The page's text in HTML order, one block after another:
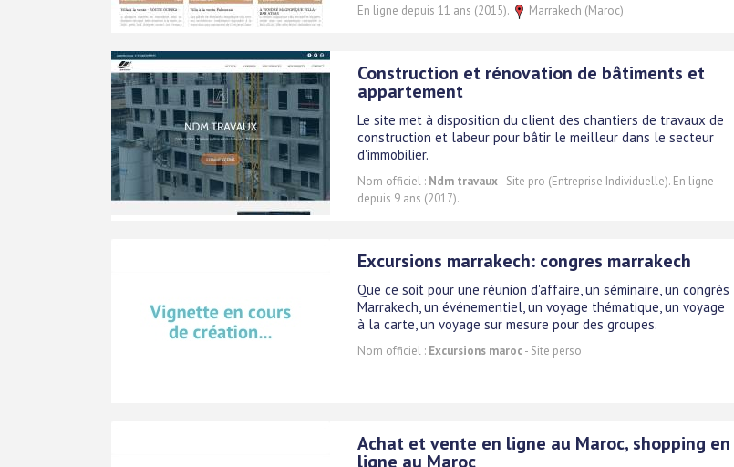
En ligne depuis 11 ans (2015).
Marrakech (Maroc)
Construction et rénovation de bâtiments et
appartement
Le site met à disposition du client des chantiers de travaux de
construction et labeur pour bâtir le meilleur dans le secteur
d'immobilier.
Nom officiel : Ndm travaux- Site pro (Entreprise Individuelle). En ligne
depuis 9 ans (2017).
Excursions marrakech: congres marrakech
Que ce soit pour une réunion d'affaire, un séminaire, un congrès
Marrakech, un événementiel, un voyage thématique, un voyage
à la carte, un voyage sur mesure pour des groupes.
Nom officiel : Excursions maroc- Site perso
Achat et vente en ligne au Maroc, shopping en
ligne au Maroc